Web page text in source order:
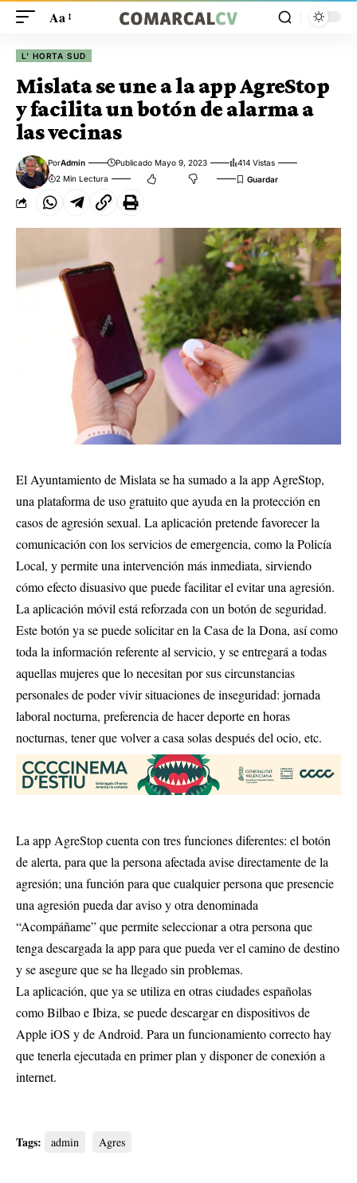
Aa
L' HORTA SUD
Mislata se une a la app AgreStop
y facilita un botón de alarma a
las vecinas
PorAdmin Publicado Mayo 9, 2023
414 Vistas
2 Min Lectura
El Ayuntamiento de Mislata se ha sumado a la app AgreStop,
una plataforma de uso gratuito que ayuda en la protección en
casos de agresión sexual. La aplicación pretende favorecer la
comunicación con los servicios de emergencia, como la Policía
Local, y permite una intervención más inmediata, sirviendo
cómo efecto disuasivo que puede facilitar el evitar una agresión.
La aplicación móvil está reforzada con un botón de seguridad.
Este botón ya se puede solicitar en la Casa de la Dona, así como
toda la información referente al servicio, y se entregará a todas
aquellas mujeres que lo necesitan por sus circunstancias
personales de poder vivir situaciones de inseguridad: jornada
laboral nocturna, preferencia de hacer deporte en horas
nocturnas, tener que volver a casa solas después del ocio, etc.
La app AgreStop cuenta con tres funciones diferentes: el botón
de alerta, para que la persona afectada avise directamente de la
agresión; una función para que cualquier persona que presencie
una agresión pueda dar aviso y otra denominada
“Acompáñame” que permite seleccionar a otra persona que
tenga descargada la app para que pueda ver el camino de destino
y se asegure que se ha llegado sin problemas.
La aplicación, que ya se utiliza en otras ciudades españolas
como Bilbao e Ibiza, se puede descargar en dispositivos de
Apple iOS y de Android. Para un funcionamiento correcto hay
que tenerla ejecutada en primer plan y disponer de conexión a
internet.
Tags: admin Agres